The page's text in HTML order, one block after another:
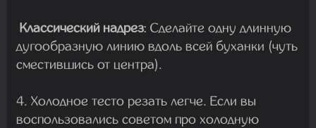
Классический надрез: Сделайте одну длинную
дугообразную линию вдоль всей буханки (чуть
сместившись от центра).
4. Холодное тесто резать легче. Если вы
воспользовались советом про холодную